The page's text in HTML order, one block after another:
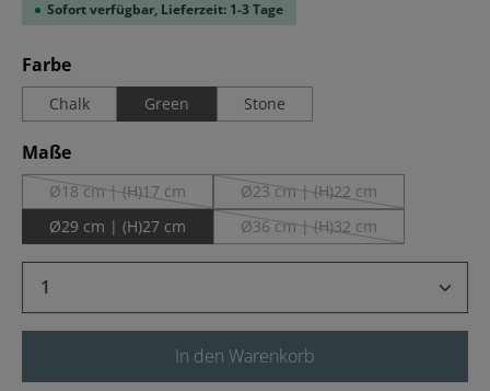
Sofort verfügbar, Lieferzeit: 1-3 Tage
Farbeauswählen
Chalk Green Stone
Maßeauswählen
Ø18 cm | (H)17 cm
(Diese Option ist zurzeit nicht verfügbar.)
Ø23 cm | (H)22 cm
(Diese Option ist zurzeit
Ø29 cm | (H)27 cm Ø36 cm | (H)32 cm
(Diese Option ist zurzeit
Produkt Anzahl: Gib den gewünschten
In den Warenkorb